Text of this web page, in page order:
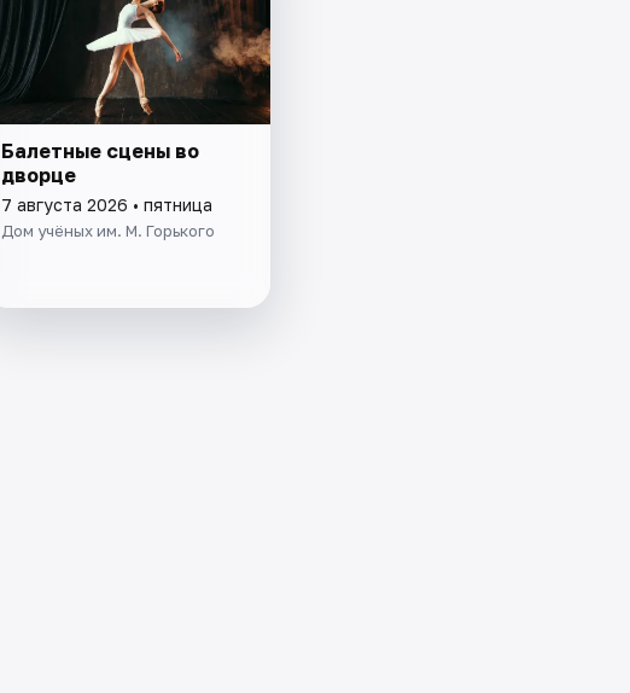
Балетные сцены во
дворце
7 августа 2026 • пятница
Дом учёных им. М. Горького